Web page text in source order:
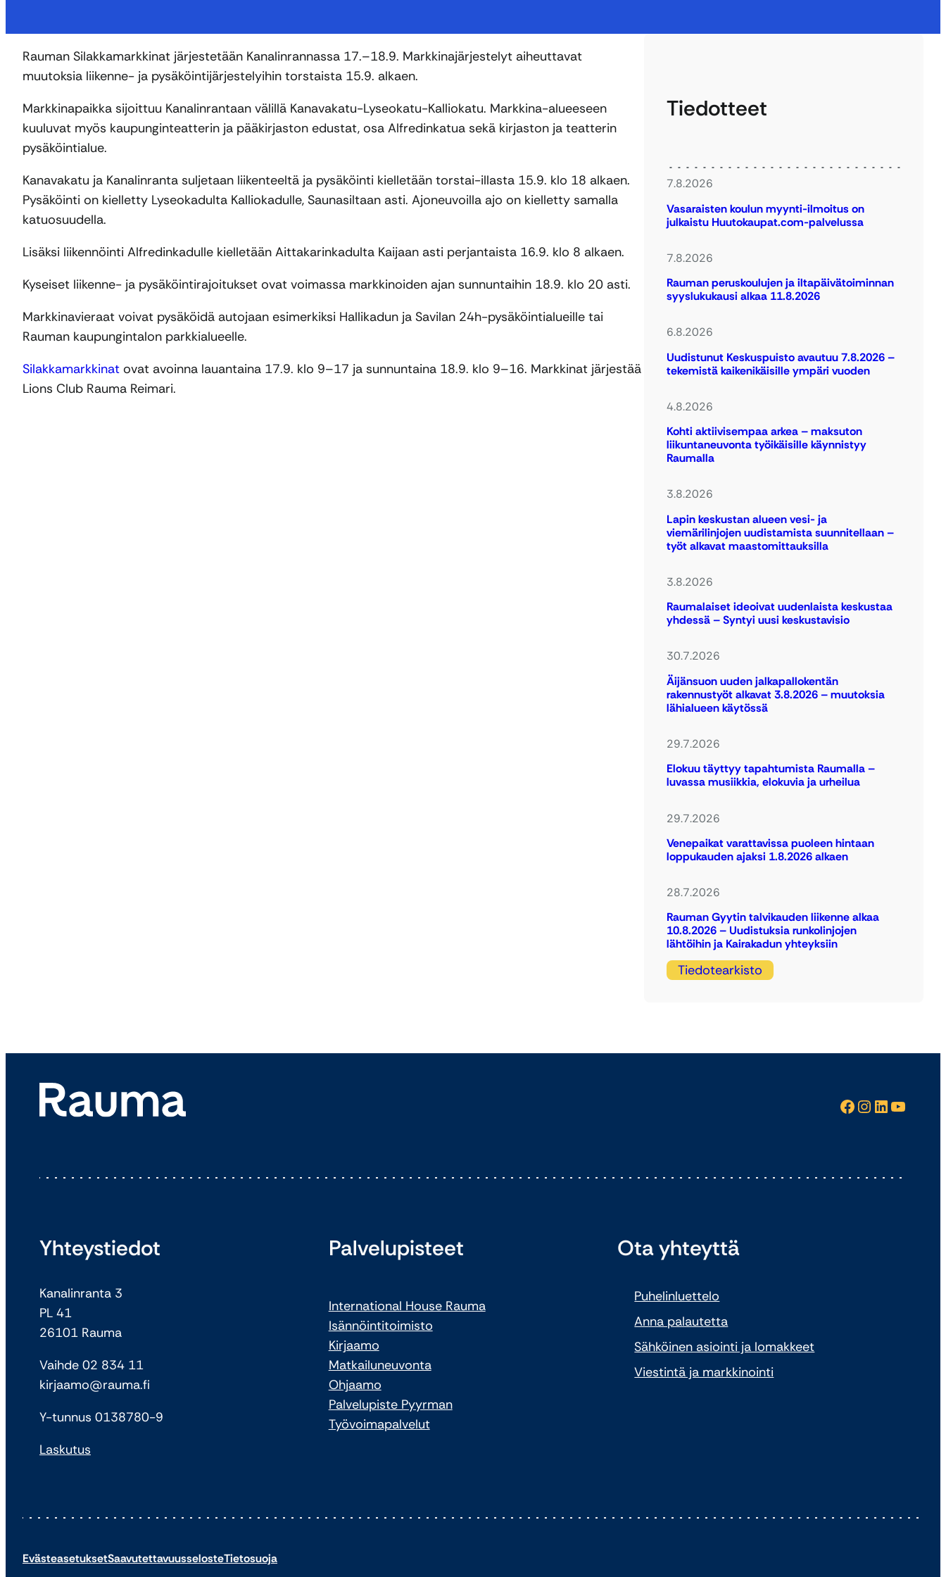
Rauman Silakkamarkkinat järjestetään Kanalinrannassa 17.–18.9. Markkinajärjestelyt aiheuttavat
muutoksia liikenne- ja pysäköintijärjestelyihin torstaista 15.9. alkaen.
Markkinapaikka sijoittuu Kanalinrantaan välillä Kanavakatu-Lyseokatu-Kalliokatu. Markkina-alueeseen
kuuluvat myös kaupunginteatterin ja pääkirjaston edustat, osa Alfredinkatua sekä kirjaston ja teatterin
pysäköintialue.
Kanavakatu ja Kanalinranta suljetaan liikenteeltä ja pysäköinti kielletään torstai-illasta 15.9. klo 18 alkaen.
Pysäköinti on kielletty Lyseokadulta Kalliokadulle, Saunasiltaan asti. Ajoneuvoilla ajo on kielletty samalla
katuosuudella.
Lisäksi liikennöinti Alfredinkadulle kielletään Aittakarinkadulta Kaijaan asti perjantaista 16.9. klo 8 alkaen.
Kyseiset liikenne- ja pysäköintirajoitukset ovat voimassa markkinoiden ajan sunnuntaihin 18.9. klo 20 asti.
Markkinavieraat voivat pysäköidä autojaan esimerkiksi Hallikadun ja Savilan 24h-pysäköintialueille tai
Rauman kaupungintalon parkkialueelle.
Silakkamarkkinat ovat avoinna lauantaina 17.9. klo 9–17 ja sunnuntaina 18.9. klo 9–16. Markkinat järjestää
Lions Club Rauma Reimari.
Tiedotteet
7.8.2026
Vasaraisten koulun myynti-ilmoitus on
julkaistu Huutokaupat.com-palvelussa
7.8.2026
Rauman peruskoulujen ja iltapäivätoiminnan
syyslukukausi alkaa 11.8.2026
6.8.2026
Uudistunut Keskuspuisto avautuu 7.8.2026 –
tekemistä kaikenikäisille ympäri vuoden
4.8.2026
Kohti aktiivisempaa arkea – maksuton
liikuntaneuvonta työikäisille käynnistyy
Raumalla
3.8.2026
Lapin keskustan alueen vesi- ja
viemärilinjojen uudistamista suunnitellaan –
työt alkavat maastomittauksilla
3.8.2026
Raumalaiset ideoivat uudenlaista keskustaa
yhdessä – Syntyi uusi keskustavisio
30.7.2026
Äijänsuon uuden jalkapallokentän
rakennustyöt alkavat 3.8.2026 – muutoksia
lähialueen käytössä
29.7.2026
Elokuu täyttyy tapahtumista Raumalla –
luvassa musiikkia, elokuvia ja urheilua
29.7.2026
Venepaikat varattavissa puoleen hintaan
loppukauden ajaksi 1.8.2026 alkaen
28.7.2026
Rauman Gyytin talvikauden liikenne alkaa
10.8.2026 – Uudistuksia runkolinjojen
lähtöihin ja Kairakadun yhteyksiin
Tiedotearkisto
Facebook InstagramLinkedIn YouTube
Yhteystiedot
Kanalinranta 3
PL 41
26101 Rauma
Vaihde 02 834 11
kirjaamo@rauma.fi
Y-tunnus 0138780-9
Laskutus
Palvelupisteet
International House Rauma
Isännöintitoimisto
Kirjaamo
Matkailuneuvonta
Ohjaamo
Palvelupiste Pyyrman
Työvoimapalvelut
Ota yhteyttä
Puhelinluettelo
Anna palautetta
Sähköinen asiointi ja lomakkeet
Viestintä ja markkinointi
EvästeasetuksetSaavutettavuusselosteTietosuoja